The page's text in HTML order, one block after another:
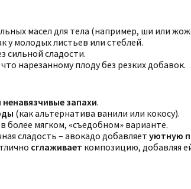
масел для тела (например, ши или
у молодых листьев или стеблей.
сильной сладости.
нарезанному плоду без резких добавок.
запахи.
(как альтернатива ванили или кокосу).
более мягком, «съедобном» варианте.
сладость – авокадо добавляет уютную
сглаживает композицию, добавляя